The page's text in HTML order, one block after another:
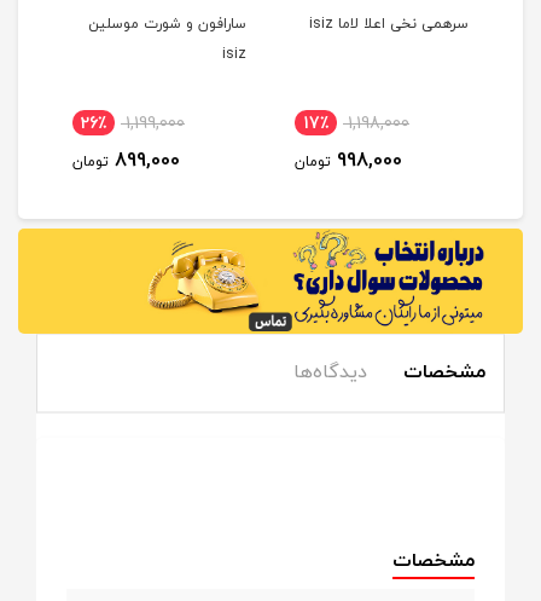
سرهمی نخی اعلا لاما isiz
1,198,000 17٪
998,000 تومان
سارافون و شورت موسلین
isiz
1,199,000 26٪
899,000 تومان
مشخصات دیدگاه‌ها
مشخصات